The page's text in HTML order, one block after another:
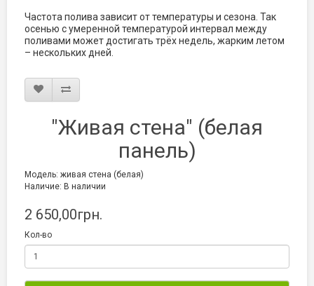
Частота полива зависит от температуры и сезона. Так
осенью с умеренной температурой интервал между
поливами может достигать трёх недель, жарким летом
– нескольких дней.
"Живая стена" (белая
панель)
Модель: живая стена (белая)
Наличие: В наличии
2 650,00грн.
Кол-во